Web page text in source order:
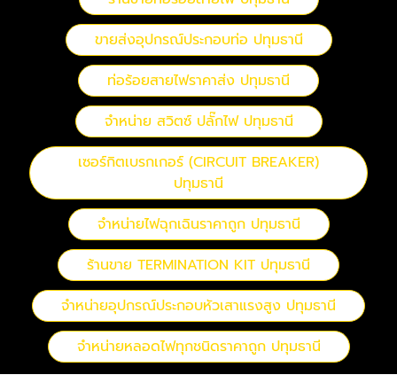
ขายส่งอุปกรณ์ประกอบท่อ ปทุมธานี
ท่อร้อยสายไฟราคาส่ง ปทุมธานี
จำหน่าย สวิตซ์ ปลั๊กไฟ ปทุมธานี
เซอร์กิตเบรกเกอร์ (CIRCUIT BREAKER)
ปทุมธานี
จำหน่ายไฟฉุกเฉินราคาถูก ปทุมธานี
ร้านขาย TERMINATION KIT ปทุมธานี
จำหน่ายอุปกรณ์ประกอบหัวเสาแรงสูง ปทุมธานี
จำหน่ายหลอดไฟทุกชนิดราคาถูก ปทุมธานี